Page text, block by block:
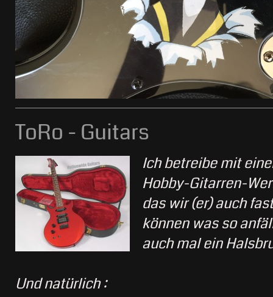
ToRo - Guitars
Ich betreibe mit
Hobby-Gitarren-
das wir (er) auch
können was so
auch mal ein
Und natürlich :